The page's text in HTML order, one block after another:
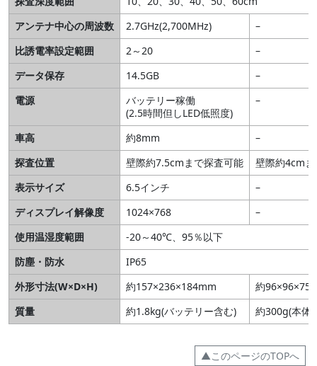
アンテナ中心の周波数
2.7GHz(2,700MHz)
–
比誘電率設定範囲
2～20
–
データ保存
14.5GB
–
電源
バッテリー稼働
(2.5時間但しLED低照度)
–
車高 約8mm
–
探査位置
壁際約7.5cmまで探査可能
壁際約4cm
表示サイズ
6.5インチ
–
ディスプレイ解像度
1024×768
–
使用温湿度範囲
-20～40℃、95％以下
防塵・防水
IP65
外形寸法(W×D×H)
約157×236×184mm
約
質量
約1.8kg(バッテリー含む) 約300g(本体
▲このページのTOPへ